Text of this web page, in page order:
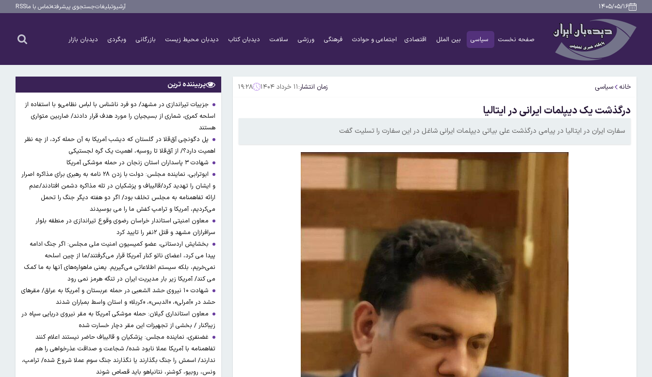
۱۴۰۵/۰۵/۱۶ آرشیوتبلیغاتجستجوی پیشرفتهتماس با ماRSS
صفحه نخست سیاسی بین الملل اقتصادی اجتماعی و حوادث فرهنگی ورزشی سلامت دیدبان کتاب دیدبان محیط زیست بازرگانی وبگردی دیدبان بازار
خانه سیاسی زمان انتشار:۱۱ خرداد ۱۴۰۴ ۱۹:۲۸
درگذشت یک دیپلمات ایرانی در ایتالیا
سفارت ایران در ایتالیا در پیامی درگذشت علی بیاتی دیپلمات ایرانی شاغل در این سفارت را تسلیت گفت
پربیننده ترین
جزییات تیراندازی در مشهد/ دو فرد ناشناس با لباس نظامی‌و با استفاده از
اسلحه کمری، شماری از بسیجیان را مورد هدف قرار دادند/ ضاربین متواری
هستند
پل دگونچی آق‌قلا در گلستان که دیشب آمریکا به آن حمله کرد، از چه نظر
اهمیت دارد؟/ از آق‌قلا تا روسیه، اهمیت یک گره لجستیکی
شهادت ۳ ‌پاسداران استان زنجان در حمله موشکی آمریکا
ابوترابی، نماینده مجلس: دولت با زدن ۲۸ نامه به رهبری برای مذاکره اصرار
و ایشان را تهدید کرد/قالیباف و پزشکیان در تله مذاکره دشمن افتادند/عدم
ارائه تفاهمنامه به مجلس تخلف بود/ اگر دو هفته دیگر جنگ را تحمل
می‌کردیم، آمریکا و ترامپ کفش ما را می بوسیدند
معاون امنیتی استاندار خراسان رضوی وقوع تیراندازی در منطقه بلوار
سرافرازان مشهد و قتل ۲نفر را تایید کرد
بخشایش اردستانی، عضو کمیسیون امنیت ملی مجلس: اگر جنگ ادامه
پیدا می کرد، اعضای ناتو کنار آمریکا قرار می‌گرفتند/ما از چین اسلحه
نمی‌خریم، بلکه سیستم اطلاعاتی می‌گیریم. یعنی ماهواره‌های آنها به ما کمک
می کند/ آمریکا زیر بار مدیریت ایران در تنگه هرمز نمی رود
شهادت ۱۰ نیروی حشد الشعبی در حمله عربستان و آمریکا به عراق/ مقرهای
حشد در »آمرلی»، «الدبس»، «کربلا« و استان واسط بمباران شدند
معاون استانداری گیلان: حمله موشکی آمریکا به مقر نیروی دریایی سپاه در
زیباکنار / بخشی از تجهیزات این مقر دچار خسارت شده
غضنفری، نماینده مجلس: پزشکیان و قالیباف حاضر نیستند اعلام کنند
تفاهمنامه با آمریکا عملا نابود شده/ شجاعت و صداقت عذرخواهی را هم
ندارند/ اسمش را جنگ بگذارند یا نگذارند جنگ سوم عملا شروع شده/ ترامپ،
ونس، روبیو، کوشنر، نتانیاهو باید قصاص شوند